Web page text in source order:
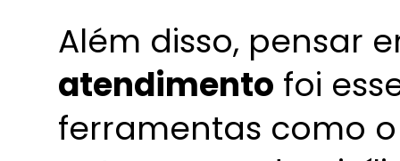
Além disso, pensar
atendimento foi
ferramentas como